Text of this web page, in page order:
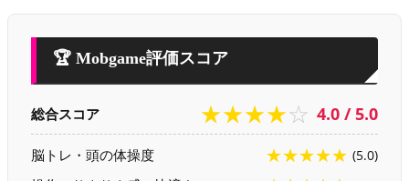
🏆 Mobgame評価スコア
総合スコア ★★★★☆ 4.0 / 5.0
脳トレ・頭の体操度 ★★★★★ (5.0)